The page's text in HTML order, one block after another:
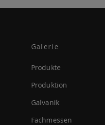
Galerie
Produkte
Produktion
Galvanik
Fachmessen